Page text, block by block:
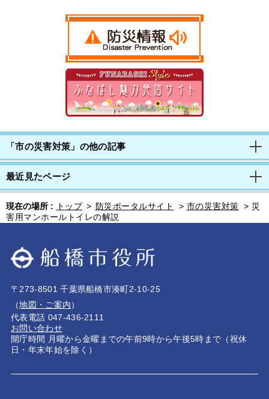
「市の災害対策」の他の記事
最近見たページ
現在の場所 : トップ > 防災ポータルサイト > 市の災害対策 > 災
害用マンホールトイレの解説
〒273-8501 千葉県船橋市湊町2-10-25
（地図・ご案内）
代表電話 047-436-2111
お問い合わせ
開庁時間 月曜から金曜までの午前9時から午後5時まで（祝休
日・年末年始を除く）